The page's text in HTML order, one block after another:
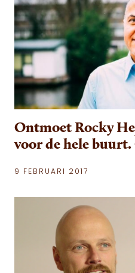
Ontmoet Rocky
voor de hele buurt.
9 FEBRUARI 2017